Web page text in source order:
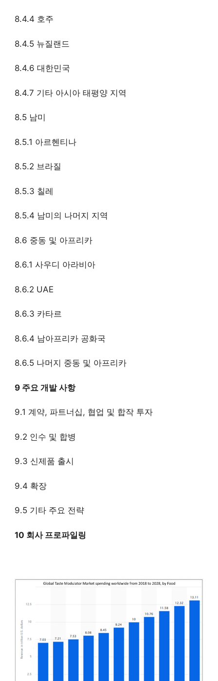
8.4.4 호주
8.4.5 뉴질랜드
8.4.6 대한민국
8.4.7 기타 아시아 태평양 지역
8.5 남미
8.5.1 아르헨티나
8.5.2 브라질
8.5.3 칠레
8.5.4 남미의 나머지 지역
8.6 중동 및 아프리카
8.6.1 사우디 아라비아
8.6.2 UAE
8.6.3 카타르
8.6.4 남아프리카 공화국
8.6.5 나머지 중동 및 아프리카
9 주요 개발 사항
9.1 계약, 파트너십, 협업 및 합작 투자
9.2 인수 및 합병
9.3 신제품 출시
9.4 확장
9.5 기타 주요 전략
10 회사 프로파일링